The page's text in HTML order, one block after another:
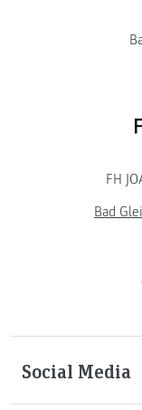
FH
Bad
Social Media